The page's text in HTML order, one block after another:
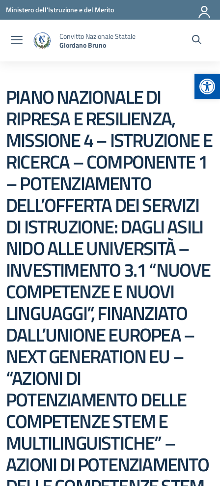
Vai ai contenuti
Vai al menu di navigazione
Vai al footer
Ministero dell'Istruzione e del Merito
Convitto Nazionale Statale
Giordano Bruno
PIANO NAZIONALE DI
RIPRESA E RESILIENZA,
MISSIONE 4 – ISTRUZIONE E
RICERCA – COMPONENTE 1
– POTENZIAMENTO
DELL’OFFERTA DEI SERVIZI
DI ISTRUZIONE: DAGLI ASILI
NIDO ALLE UNIVERSITÀ –
INVESTIMENTO 3.1 “NUOVE
COMPETENZE E NUOVI
LINGUAGGI”, FINANZIATO
DALL’UNIONE EUROPEA –
NEXT GENERATION EU –
“AZIONI DI
POTENZIAMENTO DELLE
COMPETENZE STEM E
MULTILINGUISTICHE” –
AZIONI DI POTENZIAMENTO